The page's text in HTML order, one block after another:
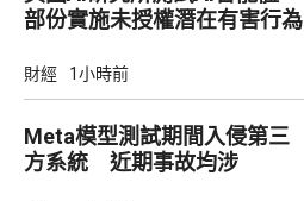
部份實施未授權潛在有害行為
財經 1小時前
Meta模型測試期間入侵第三
方系統 近期事故均涉